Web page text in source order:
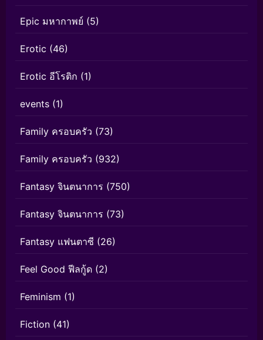
Epic มหากาพย์ (5)
Erotic (46)
Erotic อีโรติก (1)
events (1)
Family ครอบครัว (73)
Family ครอบครัว (932)
Fantasy จินตนาการ (750)
Fantasy จินตนาการ (73)
Fantasy แฟนตาซี (26)
Feel Good ฟีลกู้ด (2)
Feminism (1)
Fiction (41)